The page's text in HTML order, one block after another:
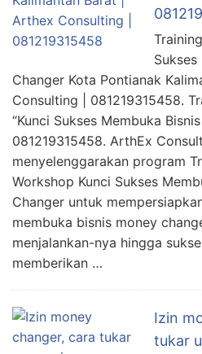
Changer Kota Pontianak
Consulting | 081219315458.
“Kunci Sukses Membuka
081219315458. ArthEx
menyelenggarakan program
Workshop Kunci Sukses
Changer untuk
membuka bisnis money
menjalankan-nya hingga
memberikan …
Izin
tukar